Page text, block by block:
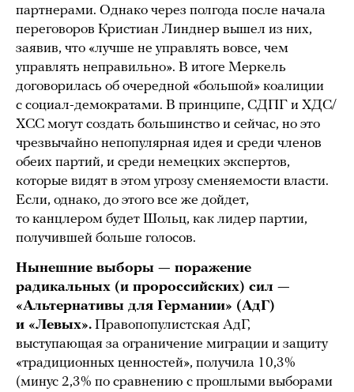
партнерами. Однако через полгода после начала
переговоров Кристиан Линднер вышел из них,
заявив, что «лучше не управлять вовсе, чем
управлять неправильно». В итоге Меркель
договорилась об очередной «большой» коалиции
с социал-демократами. В принципе, СДПГ и ХДС/
ХСС могут создать большинство и сейчас, но это
чрезвычайно непопулярная идея и среди членов
обеих партий, и среди немецких экспертов,
которые видят в этом угрозу сменяемости власти.
Если, однако, до этого все же дойдет,
то канцлером будет Шольц, как лидер партии,
получившей больше голосов.
Нынешние выборы — поражение
радикальных (и пророссийских) сил —
«Альтернативы для Германии» (АдГ)
и «Левых». Правопопулистская АдГ,
выступающая за ограничение миграции и защиту
«традиционных ценностей», получила 10,3%
(минус 2,3% по сравнению с прошлыми выборами